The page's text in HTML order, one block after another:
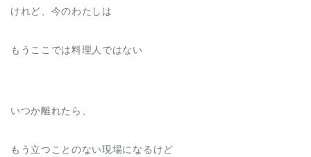
けれど、今のわたしは
もうここでは料理人ではない
いつか離れたら、
もう立つことのない現場になるけど